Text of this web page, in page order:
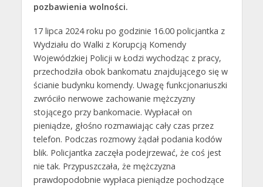
pozbawienia wolności.
17 lipca 2024 roku po godzinie 16.00 policjantka z
Wydziału do Walki z Korupcją Komendy
Wojewódzkiej Policji w Łodzi wychodząc z pracy,
przechodziła obok bankomatu znajdującego się w
ścianie budynku komendy. Uwagę funkcjonariuszki
zwróciło nerwowe zachowanie mężczyzny
stojącego przy bankomacie. Wypłacał on
pieniądze, głośno rozmawiając cały czas przez
telefon. Podczas rozmowy żądał podania kodów
blik. Policjantka zaczęła podejrzewać, że coś jest
nie tak. Przypuszczała, że mężczyzna
prawdopodobnie wypłaca pieniądze pochodzące